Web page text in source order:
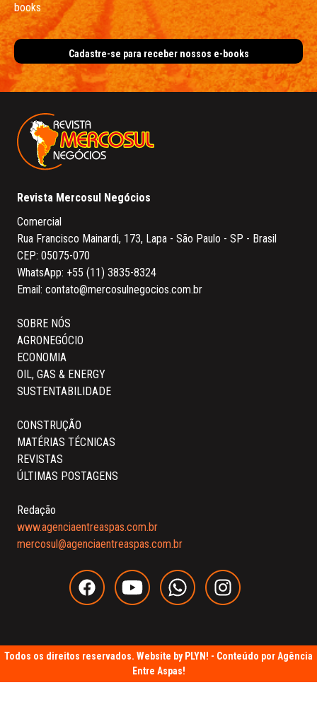
books
Cadastre-se para receber nossos e-books
Revista Mercosul Negócios
Comercial
Rua Francisco Mainardi, 173, Lapa - São Paulo - SP - Brasil
CEP: 05075-070
WhatsApp: +55 (11) 3835-8324
Email: contato@mercosulnegocios.com.br
SOBRE NÓS
AGRONEGÓCIO
ECONOMIA
OIL, GAS & ENERGY
SUSTENTABILIDADE
CONSTRUÇÃO
MATÉRIAS TÉCNICAS
REVISTAS
ÚLTIMAS POSTAGENS
Redação
www.agenciaentreaspas.com.br
mercosul@agenciaentreaspas.com.br
Todos os direitos reservados. Website by PLYN! - Conteúdo por Agência
Entre Aspas!